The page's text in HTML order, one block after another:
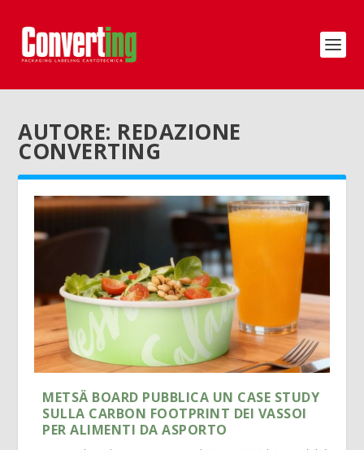
AUTORE: REDAZIONE
CONVERTING
METSÄ BOARD PUBBLICA UN CASE STUDY
SULLA CARBON FOOTPRINT DEI VASSOI
PER ALIMENTI DA ASPORTO